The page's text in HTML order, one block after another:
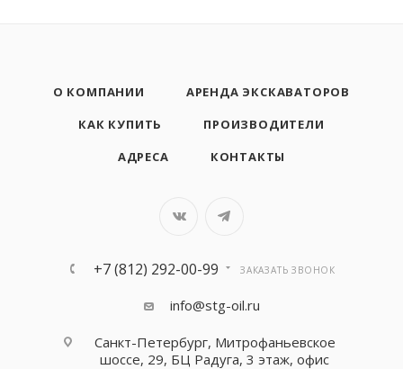
О КОМПАНИИ
АРЕНДА ЭКСКАВАТОРОВ
КАК КУПИТЬ
ПРОИЗВОДИТЕЛИ
АДРЕСА
КОНТАКТЫ
+7 (812) 292-00-99 ЗАКАЗАТЬ ЗВОНОК
info@stg-oil.ru
Санкт-Петербург, Митрофаньевское
шоссе, 29, БЦ Радуга, 3 этаж, офис